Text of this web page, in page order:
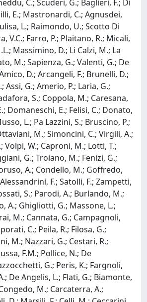
C.; Scuderi, G.; Baglieri, F.; Di
E.; Mastronardi, C.; Agnusdei,
L.; Raimondo, U.; Scotto Di
V.C.; Farro, P.; Plaitano, R.; Micali,
Massimino, D.; Li Calzi, M.; La
M.; Sapienza, G.; Valenti, G.; De
D.; Arcangeli, F.; Brunelli, D.;
Assi, G.; Amerio, P.; Laria, G.;
S.; Coppola, M.; Caresana,
Domaneschi, E.; Felisi, C.; Donato,
L.; Pa Lazzini, S.; Bruscino, P.;
M.; Simoncini, C.; Virgili, A.;
Volpi, W.; Caproni, M.; Lotti, T.;
G.; Troiano, M.; Fenizi, G.;
A.; Condello, M.; Goffredo,
F.; Satolli, F.; Zampetti,
S.; Parodi, A.; Burlando, M.;
A.; Ghigliotti, G.; Massone, L.;
M.; Cannata, G.; Campagnoli,
C.; Peila, R.; Filosa, G.;
M.; Nazzari, G.; Cestari, R.;
F.M.; Pollice, N.; De
G.; Peris, K.; Fargnoli,
De Angelis, L.; Flati, G.; Biamonte,
M.; Carcaterra, A.;